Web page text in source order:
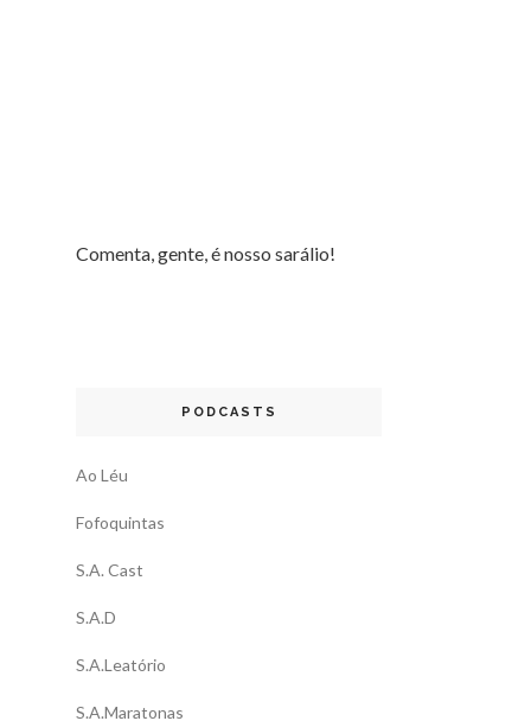
Comenta, gente, é nosso sarálio!
PODCASTS
Ao Léu
Fofoquintas
S.A. Cast
S.A.D
S.A.Leatório
S.A.Maratonas